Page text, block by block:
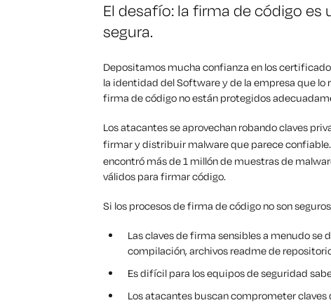
El desafío: la firma de código
segura.
Depositamos mucha confianza en los
la identidad del Software y de la empresa que
firma de código no están protegidos
Los atacantes se aprovechan robando claves
firmar y distribuir malware que parece confiable.
encontró más de 1 millón de muestras de
válidos para firmar código.
Si los procesos de firma de código no son
Las claves de firma sensibles a menudo se
compilación, archivos readme de
Es difícil para los equipos de seguridad
Los atacantes buscan comprometer